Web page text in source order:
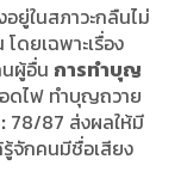
ยู่ในสภาวะกลืนไม่
ดยเฉพาะเรื่อง
ผู้อื่น การทำบุญ
ดไฟ ทำบุญถวาย
78/87 ส่งผลให้มี
จักคนมีชื่อเสียง